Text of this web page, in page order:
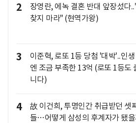
2
장영란, 에녹 결혼 반대 앞장섰다
찾지 마라" (현역가왕)
3
이준혁, 로또 1등 당첨 '대박'..인생
엔 조금 부족한 13억 (로또 1등도
니다)
4
故 이건희, 투명인간 취급받던 셋
들…어떻게 삼성의 후계자가 됐